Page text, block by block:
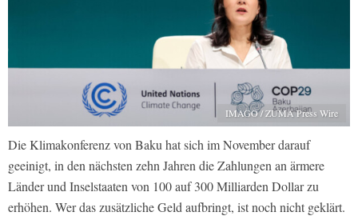
IMAGO / ZUMA Press Wire
Die Klimakonferenz von Baku hat sich im November darauf
geeinigt, in den nächsten zehn Jahren die Zahlungen an ärmere
Länder und Inselstaaten von 100 auf 300 Milliarden Dollar zu
erhöhen. Wer das zusätzliche Geld aufbringt, ist noch nicht geklärt.